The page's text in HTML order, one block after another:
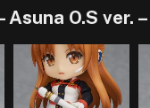
Asuna O.S ver. –